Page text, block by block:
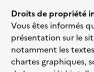
Droits de propriété
Vous êtes informés
présentation sur le
notamment les
chartes graphiques,